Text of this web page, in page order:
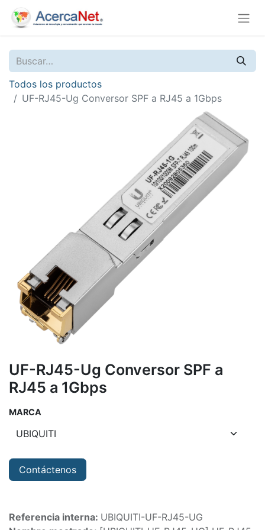
Todos los productos
UF-RJ45-Ug Conversor SPF a RJ45 a 1Gbps
UF-RJ45-Ug Conversor SPF a
RJ45 a 1Gbps
MARCA
Contáctenos
Referencia interna: UBIQUITI-UF-RJ45-UG